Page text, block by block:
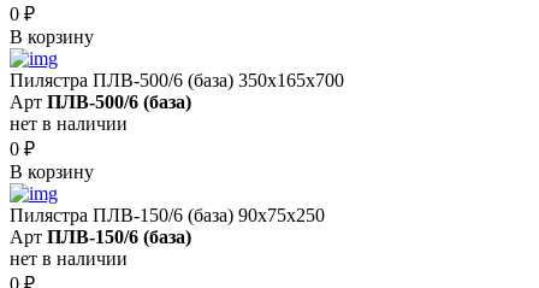
0 ₽
В корзину
Пилястра ПЛВ-500/6 (база) 350х165х700
Арт ПЛВ-500/6 (база)
нет в наличии
0 ₽
В корзину
Пилястра ПЛВ-150/6 (база) 90х75х250
Арт ПЛВ-150/6 (база)
нет в наличии
0 ₽